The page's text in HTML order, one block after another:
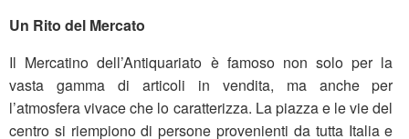
Un Rito del Mercato
Il Mercatino dell’Antiquariato è famoso non solo per la
vasta gamma di articoli in vendita, ma anche per
l’atmosfera vivace che lo caratterizza. La piazza e le vie del
centro si riempiono di persone provenienti da tutta Italia e